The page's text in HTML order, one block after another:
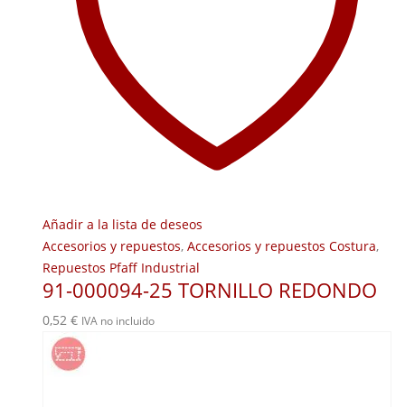
Añadir a la lista de deseos
Accesorios y repuestos, Accesorios y repuestos Costura,
Repuestos Pfaff Industrial
91-000094-25 TORNILLO REDONDO
0,52 € IVA no incluido